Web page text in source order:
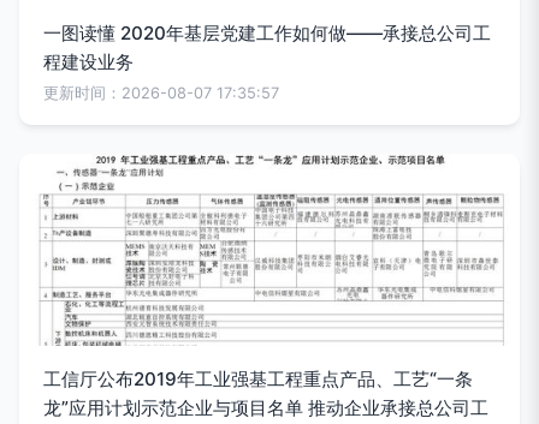
一图读懂 2020年基层党建工作如何做——承接总公司工
程建设业务
更新时间：2026-08-07 17:35:57
工信厅公布2019年工业强基工程重点产品、工艺“一条
龙”应用计划示范企业与项目名单 推动企业承接总公司工